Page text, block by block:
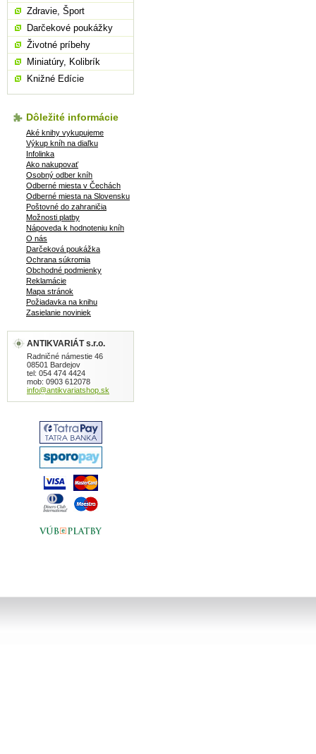
Zdravie, Šport
Darčekové poukážky
Životné príbehy
Miniatúry, Kolibrík
Knižné Edície
Dôležité informácie
Aké knihy vykupujeme
Výkup kníh na diaľku
Infolinka
Ako nakupovať
Osobný odber kníh
Odberné miesta v Čechách
Odberné miesta na Slovensku
Poštovné do zahraničia
Možnosti platby
Nápoveda k hodnoteniu kníh
O nás
Darčeková poukážka
Ochrana súkromia
Obchodné podmienky
Reklamácie
Mapa stránok
Požiadavka na knihu
Zasielanie noviniek
ANTIKVARIÁT s.r.o.
Radničné námestie 46
08501 Bardejov
tel: 054 474 4424
mob: 0903 612078
info@antikvariatshop.sk